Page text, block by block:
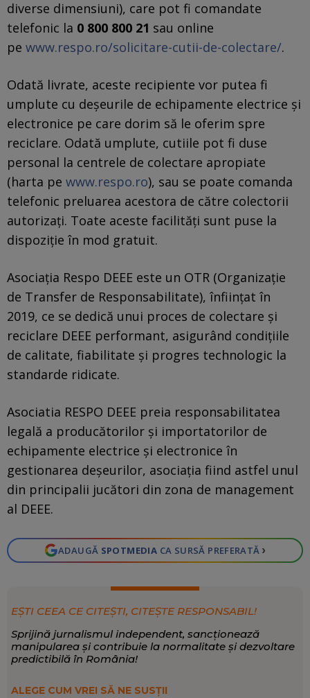
diverse dimensiuni), care pot fi comandate
telefonic la 0 800 800 21 sau online
pe www.respo.ro/solicitare-cutii-de-colectare/.
Odată livrate, aceste recipiente vor putea fi
umplute cu deșeurile de echipamente electrice și
electronice pe care dorim să le oferim spre
reciclare. Odată umplute, cutiile pot fi duse
personal la centrele de colectare apropiate
(harta pe www.respo.ro), sau se poate comanda
telefonic preluarea acestora de către colectorii
autorizați. Toate aceste facilități sunt puse la
dispoziție în mod gratuit.
Asociația Respo DEEE este un OTR (Organizație
de Transfer de Responsabilitate), înființat în
2019, ce se dedică unui proces de colectare și
reciclare DEEE performant, asigurând condițiile
de calitate, fiabilitate și progres technologic la
standarde ridicate.
Asociatia RESPO DEEE preia responsabilitatea
legală a producătorilor și importatorilor de
echipamente electrice și electronice în
gestionarea deșeurilor, asociația fiind astfel unul
din principalii jucători din zona de management
al DEEE.
ADAUGĂ SPOTMEDIA CA SURSĂ PREFERATĂ ›
EȘTI CEEA CE CITEȘTI, CITEȘTE RESPONSABIL!
Sprijină jurnalismul independent, sancționează
manipularea și contribuie la normalitate și dezvoltare
predictibilă în România!
ALEGE CUM VREI SĂ NE SUSȚII